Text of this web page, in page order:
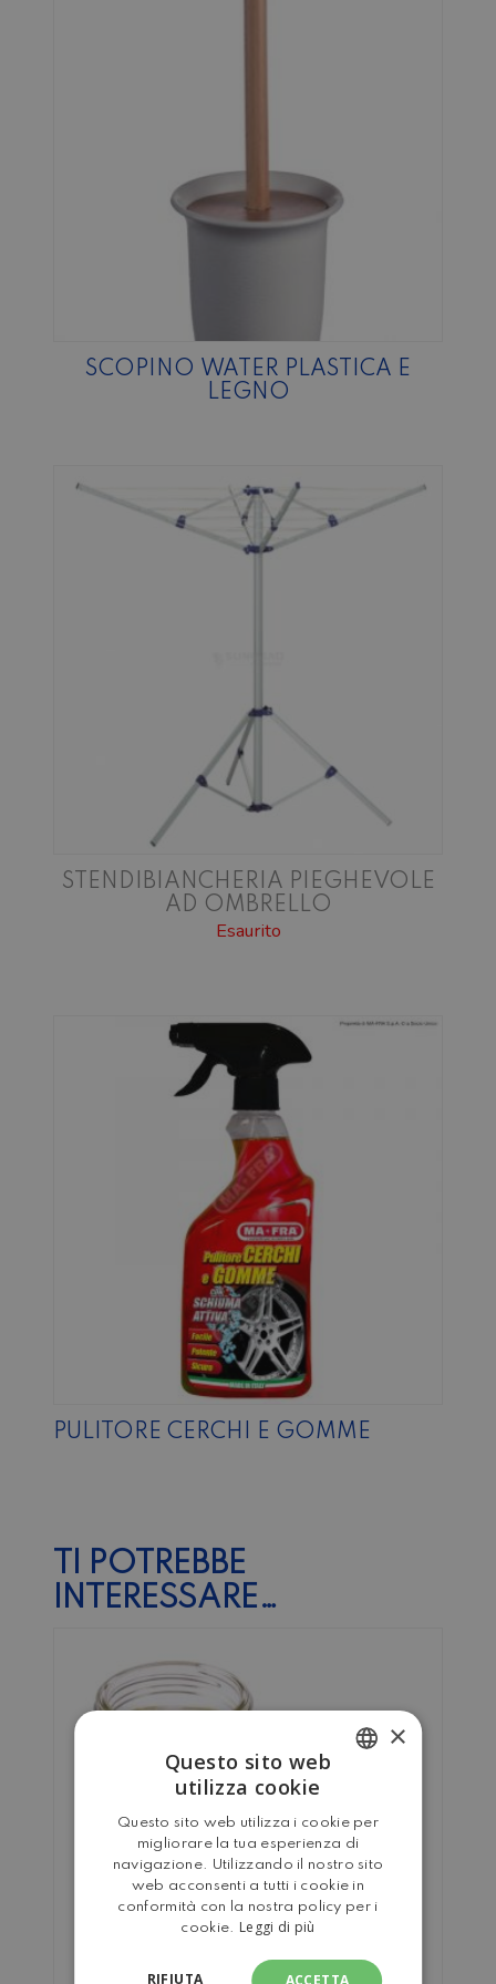
SCOPINO WATER PLASTICA E
LEGNO
STENDIBIANCHERIA PIEGHEVOLE
AD OMBRELLO
Esaurito
PULITORE CERCHI E GOMME
TI POTREBBE
INTERESSARE…
ENGLISH
×
Questo sito web
utilizza cookie
Questo sito web utilizza i cookie per
migliorare la tua esperienza di
navigazione. Utilizzando il nostro sito
web acconsenti a tutti i cookie in
conformità con la nostra policy per i
cookie. Leggi di più
ACCETTA
RIFIUTA